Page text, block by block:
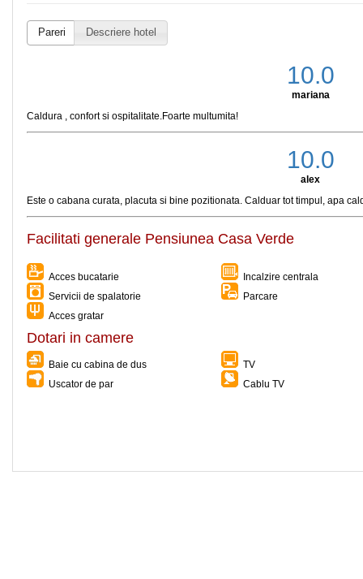
Pareri Descriere hotel
10.0
mariana
Caldura , confort si ospitalitate.Foarte multumita!
10.0
alex
Este o cabana curata, placuta si bine pozitionata. Calduar tot timpul, apa
Facilitati generale Pensiunea Casa Verde
Acces bucatarie
Incalzire centrala
Servicii de spalatorie
Parcare
Acces gratar
Dotari in camere
Baie cu cabina de dus
TV
Uscator de par
Cablu TV